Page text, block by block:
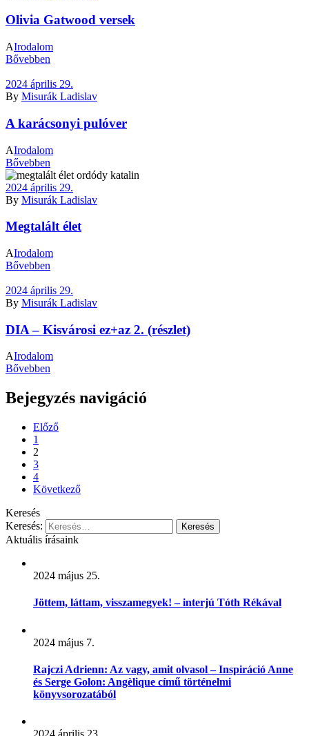
Olivia Gatwood versek
AIrodalom
Bővebben
2024 április 29.
By Misurák Ladislav
A karácsonyi pulóver
AIrodalom
Bővebben
2024 április 29.
By Misurák Ladislav
Megtalált élet
AIrodalom
Bővebben
2024 április 29.
By Misurák Ladislav
DIA – Kisvárosi ez+az 2. (részlet)
AIrodalom
Bővebben
Bejegyzés navigáció
Előző
1
2
3
4
Következő
Keresés
Keresés:
Aktuális írásaink
2024 május 25.
Jöttem, láttam, visszamegyek! – interjú Tóth Rékával
2024 május 7.
Rajczi Adrienn: Az vagy, amit olvasol – Inspiráció Anne
és Serge Golon: Angèlique című történelmi
könyvsorozatából